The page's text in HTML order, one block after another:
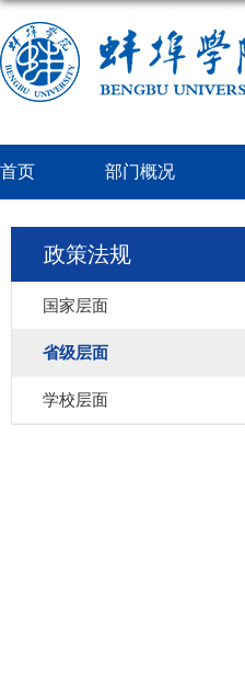
首页 部门概况
政策法规
国家层面
省级层面
学校层面